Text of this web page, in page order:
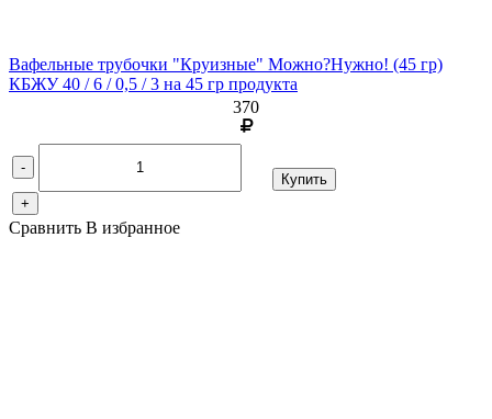
Вафельные трубочки "Круизные" Можно?Нужно! (45 гр)
КБЖУ 40 / 6 / 0,5 / 3 на 45 гр продукта
370
-
+
Купить
Сравнить В избранное